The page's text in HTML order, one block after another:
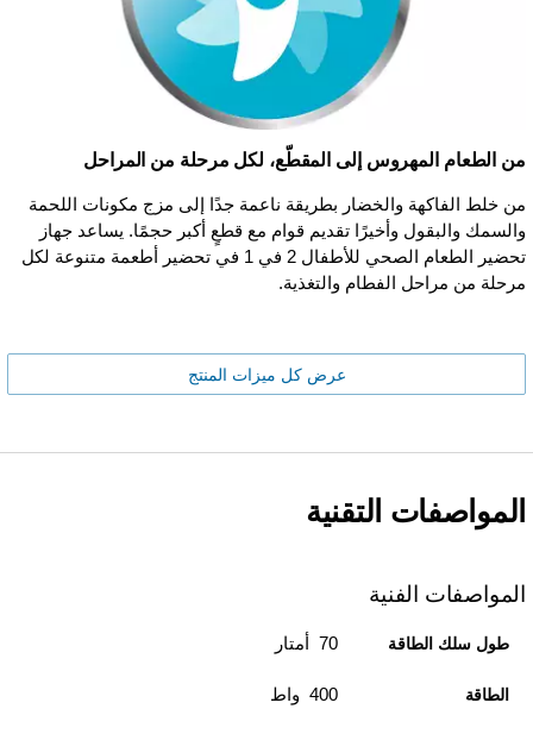
من الطعام المهروس إلى المقطّع، لكل مرحلة من المراحل
من خلط الفاكهة والخضار بطريقة ناعمة جدًا إلى مزج مكونات اللحمة
والسمك والبقول وأخيرًا تقديم قوام مع قطعٍ أكبر حجمًا. يساعد جهاز
تحضير الطعام الصحي للأطفال 2 في 1 في تحضير أطعمة متنوعة لكل
مرحلة من مراحل الفطام والتغذية.
عرض كل ميزات المنتج
المواصفات التقنية
المواصفات الفنية
طول سلك الطاقة 70 أمتار
الطاقة 400 واط